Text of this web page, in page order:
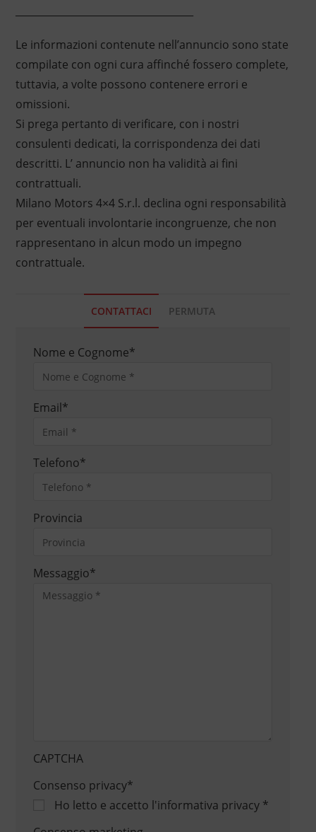
Le informazioni contenute nell’annuncio sono state
compilate con ogni cura affinché fossero complete,
tuttavia, a volte possono contenere errori e
omissioni.
Si prega pertanto di verificare, con i nostri
consulenti dedicati, la corrispondenza dei dati
descritti. L’ annuncio non ha validità ai fini
contrattuali.
Milano Motors 4×4 S.r.l. declina ogni responsabilità
per eventuali involontarie incongruenze, che non
rappresentano in alcun modo un impegno
contrattuale.
CONTATTACI PERMUTA
Nome e Cognome*
Email*
Telefono*
Provincia
Messaggio*
CAPTCHA
Consenso privacy*
Ho letto e accetto l'informativa privacy*